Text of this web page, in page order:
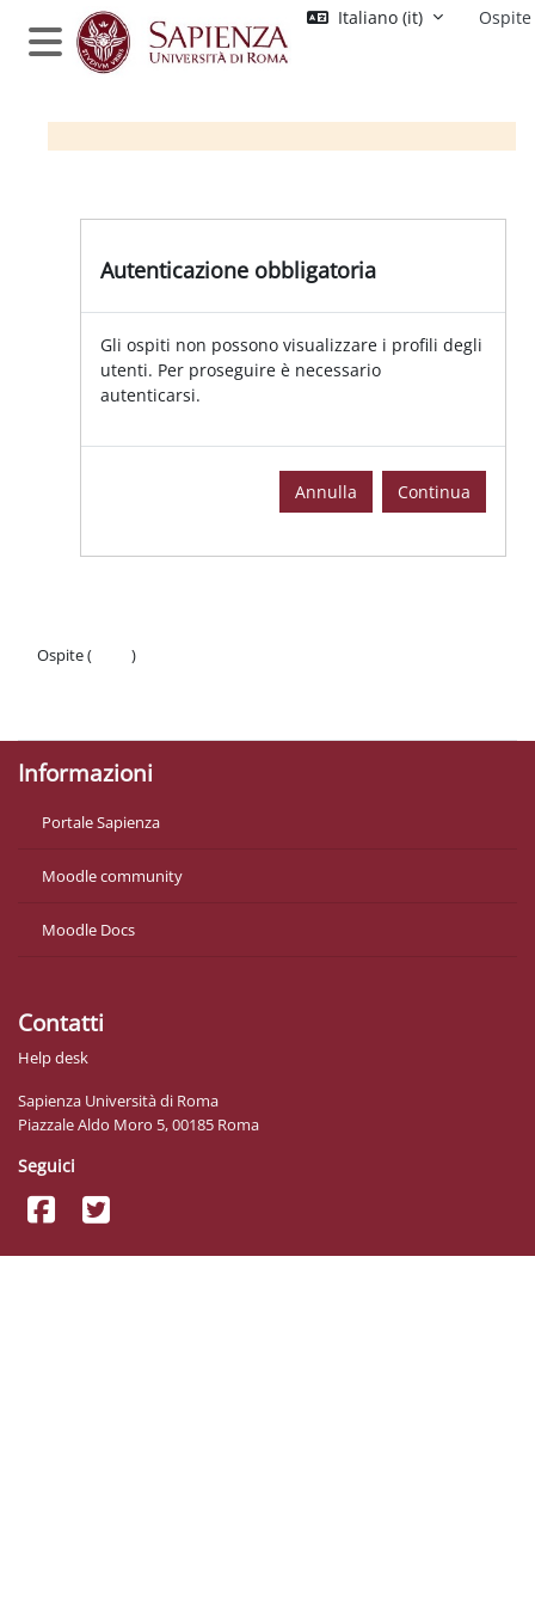
Vai al contenuto principale
Pannello laterale
Italiano ‎(it)‎ Ospite
Autenticazione obbligatoria
Gli ospiti non possono visualizzare i profili degli
utenti. Per proseguire è necessario
autenticarsi.
Annulla Continua
Ospite (
)
Informazioni
Portale Sapienza
Moodle community
Moodle Docs
Contatti
Help desk
Sapienza Università di Roma
Piazzale Aldo Moro 5, 00185 Roma
Seguici